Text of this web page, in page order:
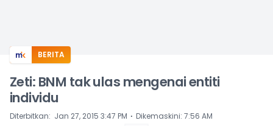
BERITA
Zeti: BNM tak ulas mengenai entiti
individu
Diterbitkan: Jan 27, 2015 3:47 PM ⋅ Dikemaskini: 7:56 AM